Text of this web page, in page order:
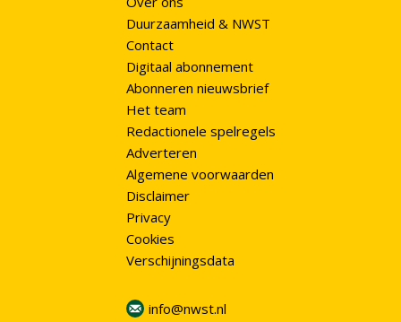
Duurzaamheid & NWST
Contact
Digitaal abonnement
Abonneren nieuwsbrief
Het team
Redactionele spelregels
Adverteren
Algemene voorwaarden
Disclaimer
Privacy
Cookies
Verschijningsdata
info@nwst.nl